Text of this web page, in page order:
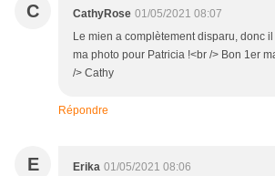
C CathyRose 01/05/2021 08:07
Le mien a complètement disparu, donc
ma photo pour Patricia !<br /> Bon 1er
/> Cathy
Répondre
E Erika 01/05/2021 08:06